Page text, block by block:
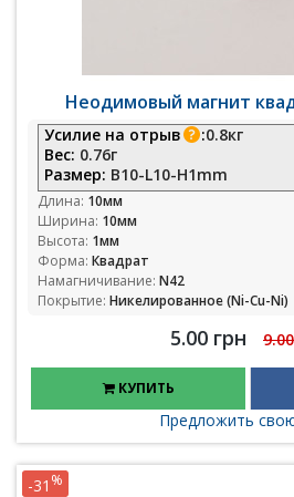
Неодимовый магнит
Усилие на отрыв :0.8кг
Вес: 0.76г
Размер: B10-L10-H1mm
Длина: 10мм
Ширина: 10мм
Высота: 1мм
Форма: Квадрат
Намагничивание: N42
Покрытие: Никелированное (Ni-Cu-Ni)
5.00 грн
КУПИТЬ
Предложить
-31 %